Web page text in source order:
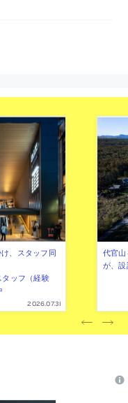
、スタッフ同
タッフ（経験
2026.07.31
代官
が、